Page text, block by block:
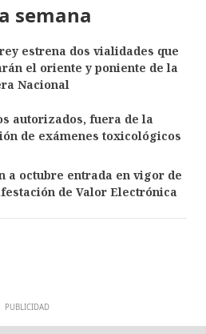
semana
estrena dos vialidades que
el oriente y poniente de la
Nacional
autorizados, fuera de la
de exámenes toxicológicos
a octubre entrada en vigor de
de Valor Electrónica
PUBLICIDAD